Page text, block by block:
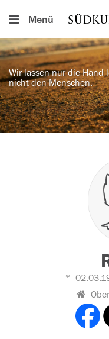
Menü
Wir lassen nur die Hand
nicht den Menschen.